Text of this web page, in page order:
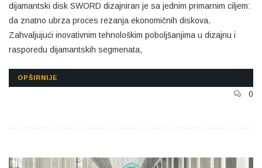
dijamantski disk SWORD dizajniran je sa jednim primarnim ciljem:
da znatno ubrza proces rezanja ekonomičnih diskova.
Zahvaljujući inovativnim tehnološkim poboljšanjima u dizajnu i
rasporedu dijamantskih segmenata,
OPŠIRNIJE
0